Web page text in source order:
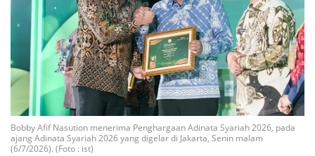
Bobby Afif Nasution menerima Penghargaan Adinata Syariah 2026, pada
ajang Adinata Syariah 2026 yang digelar di Jakarta, Senin malam
(6/7/2026). (Foto : ist)